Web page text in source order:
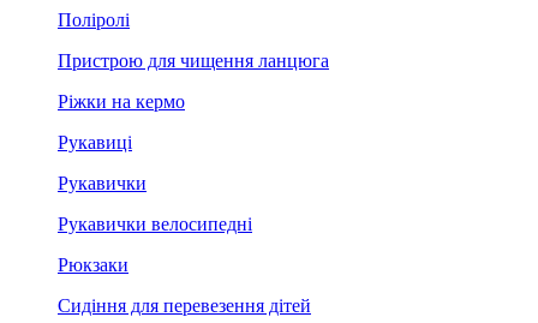
Поліролі
Пристрою для чищення ланцюга
Ріжки на кермо
Рукавиці
Рукавички
Рукавички велосипедні
Рюкзаки
Сидіння для перевезення дітей